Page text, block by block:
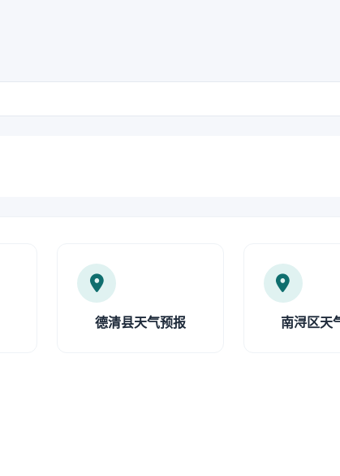
德清县天气预报 南浔区天